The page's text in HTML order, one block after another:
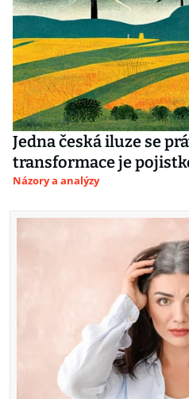
Jedna česká iluze se
transformace je
Názory a analýzy